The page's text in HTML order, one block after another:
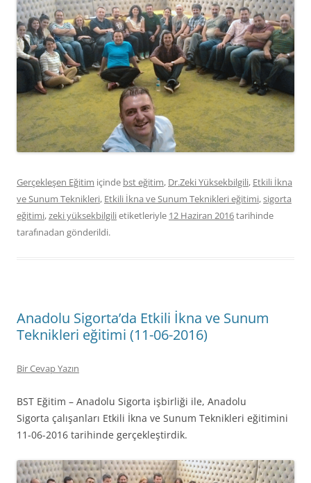
Gerçekleşen Eğitim içinde bst eğitim, Dr.Zeki Yüksekbilgili, Etkili İkna
ve Sunum Teknikleri, Etkili İkna ve Sunum Teknikleri eğitimi,sigorta
eğitimi,zeki yüksekbilgilietiketleriyle 12 Haziran 2016tarihinde
tarafınadan gönderildi.
Anadolu Sigorta’da Etkili İkna ve Sunum
Teknikleri eğitimi (11-06-2016)
Bir Cevap Yazın
BST Eğitim – Anadolu Sigorta işbirliği ile, Anadolu
Sigorta çalışanları Etkili İkna ve Sunum Teknikleri eğitimini
11-06-2016 tarihinde gerçekleştirdik.